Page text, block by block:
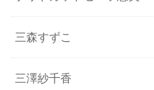
三森すずこ
三澤紗千香